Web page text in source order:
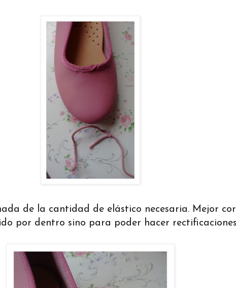
de la cantidad de elástico necesaria. Mejor
por dentro sino para poder hacer